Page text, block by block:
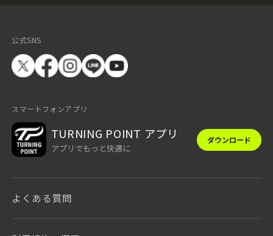
公式SNS
スマートフォンアプリ
TURNING POINT アプリ
アプリでもっと快適に
ダウンロード
よくある質問